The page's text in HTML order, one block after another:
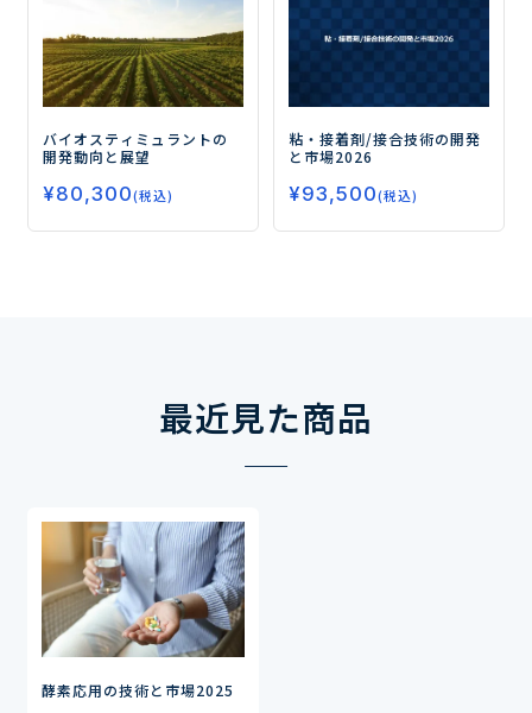
バイオスティミュラントの
開発動向と展望
¥80,300(税込)
粘・接着剤/接合技術の開発
と市場2026
¥93,500(税込)
最近見た商品
酵素応用の技術と市場2025